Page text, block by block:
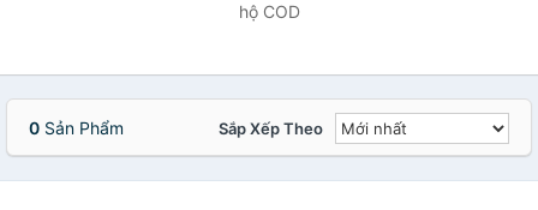
hộ COD
0 Sản Phẩm Sắp Xếp Theo